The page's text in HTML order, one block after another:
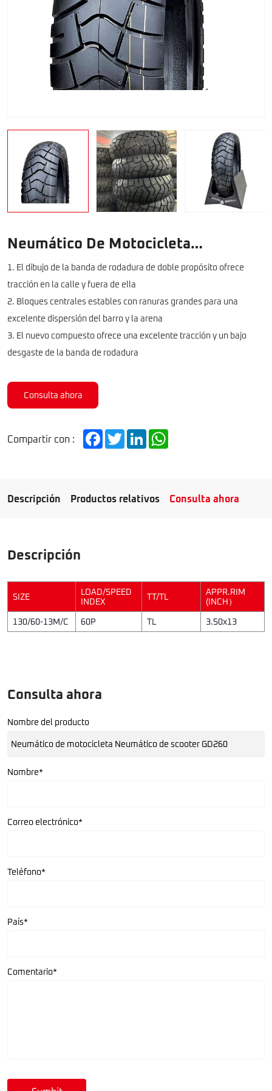
Neumático De Motocicleta
Neumático De Scooter GD260
1. El dibujo de la banda de rodadura de doble propósito ofrece
tracción en la calle y fuera de ella
2. Bloques centrales estables con ranuras grandes para una
excelente dispersión del barro y la arena
3. El nuevo compuesto ofrece una excelente tracción y un bajo
desgaste de la banda de rodadura
Consulta ahora
Compartir con : FacebookTwitterLinkedIn
Descripción Productos relativos Consulta ahora
Descripción
SIZE
LOAD/SPEED
INDEX
TT/TL
APPR.RIM
(INCH）
130/60-13M/C
60P TL 3.50x13
Consulta ahora
Nombre del producto
Nombre*
Correo electrónico*
Teléfono*
País*
Comentario*